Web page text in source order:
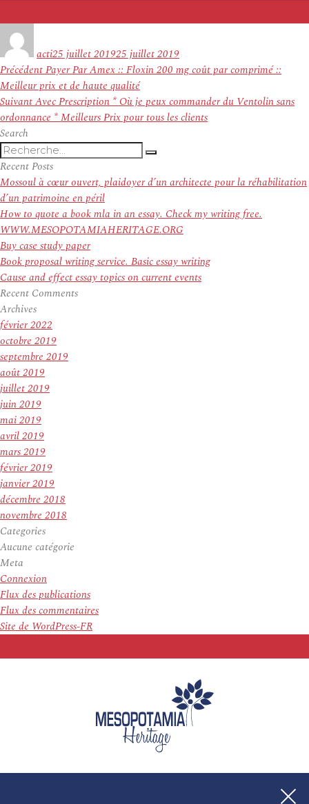
actile
25 juillet 201925 juillet 2019
Navigation
de
l’article
PrécédentArticle
précédent :
Payer Par Amex :: Floxin 200 mg coût par comprimé ::
Meilleur prix et de haute qualité
SuivantArticle
suivant :
Avec Prescription * Où je peux commander du Ventolin sans
ordonnance * Meilleurs Prix pour tous les clients
Search
Recherche
pour
:
Recherche
Recent Posts
Mossoul à cœur ouvert, plaidoyer d’un architecte pour la réhabilitation
d’un patrimoine en péril
How to quote a book mla in an essay. Check my writing free.
WWW.MESOPOTAMIAHERITAGE.ORG
Buy case study paper
Book proposal writing service. Basic essay writing
Cause and effect essay topics on current events
Recent Comments
Archives
février 2022
octobre 2019
septembre 2019
août 2019
juillet 2019
juin 2019
mai 2019
avril 2019
mars 2019
février 2019
janvier 2019
décembre 2018
novembre 2018
Categories
Aucune catégorie
Meta
Connexion
Flux des publications
Flux des commentaires
Site de WordPress-FR